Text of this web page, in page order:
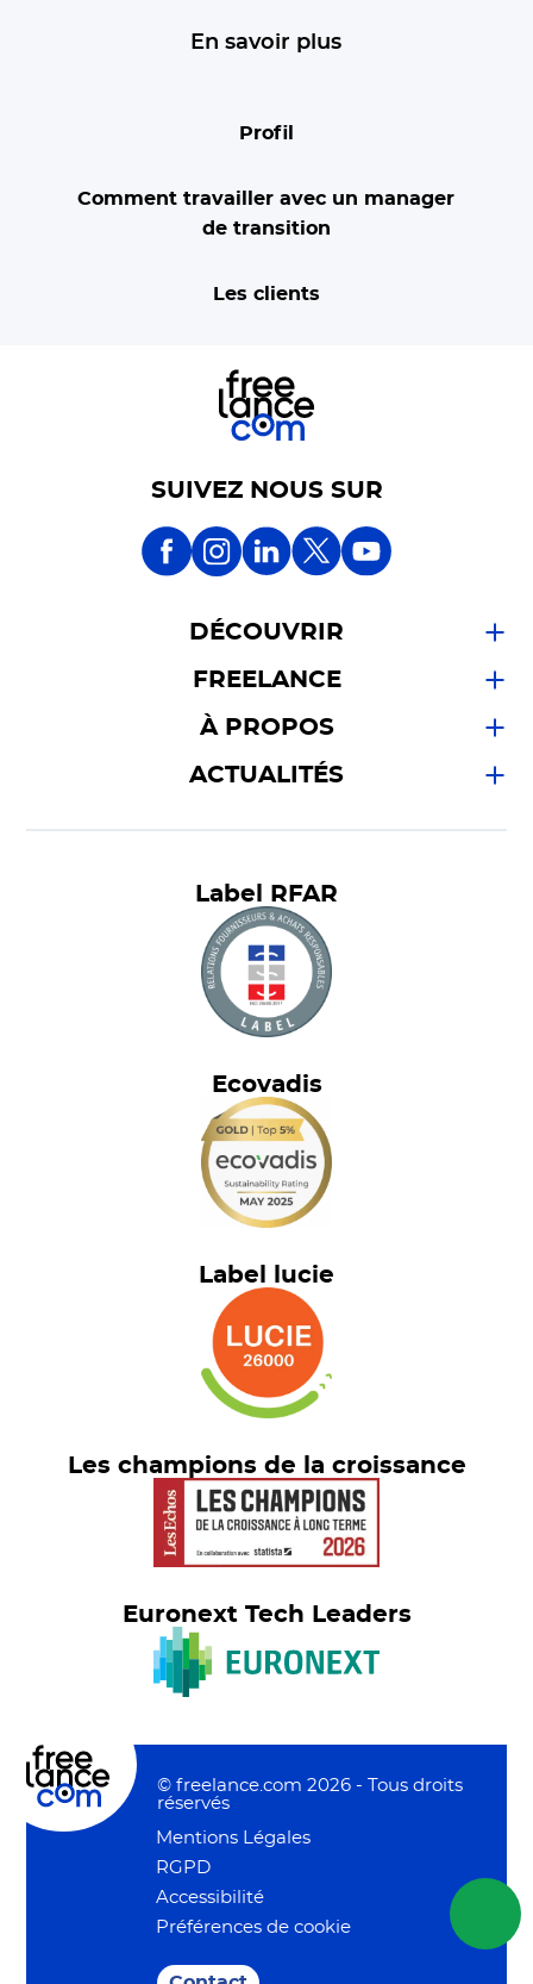
En savoir plus
Profil
Comment travailler avec un manager
de transition
Les clients
SUIVEZ NOUS SUR
DÉCOUVRIR
FREELANCE
À PROPOS
ACTUALITÉS
Label RFAR
Ecovadis
Label lucie
Les champions de la croissance
Euronext Tech Leaders
© freelance.com 2026 - Tous droits
réservés
Mentions Légales
RGPD
Accessibilité
Préférences de cookie